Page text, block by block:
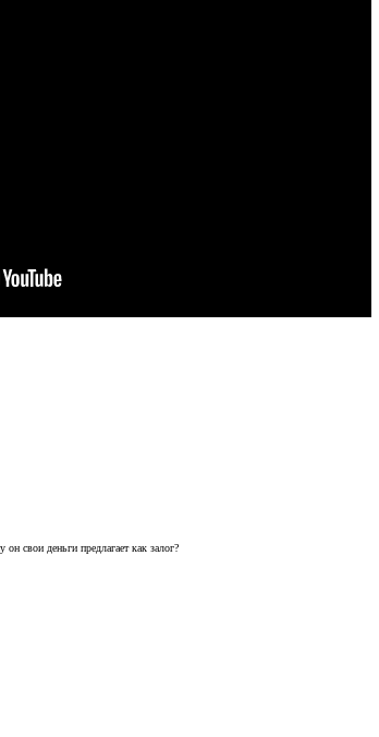
свои деньги предлагает как залог?